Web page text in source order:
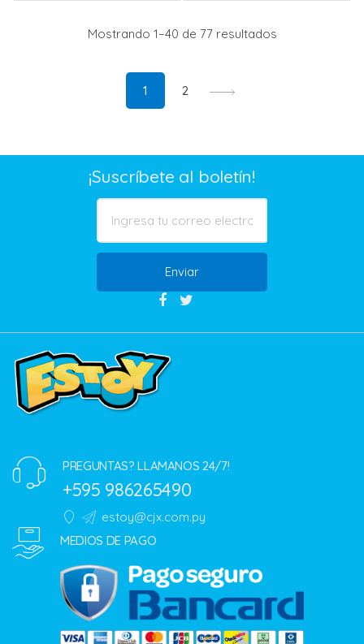
Mostrando 1–40 de 77 resultados
1 2
¡Suscríbete al boletín!
Enviar
PREGUNTAS? LLAMANOS 24/7!
+595 986265490
estoy@cjx.com.py
MEDIOS DE PAGO